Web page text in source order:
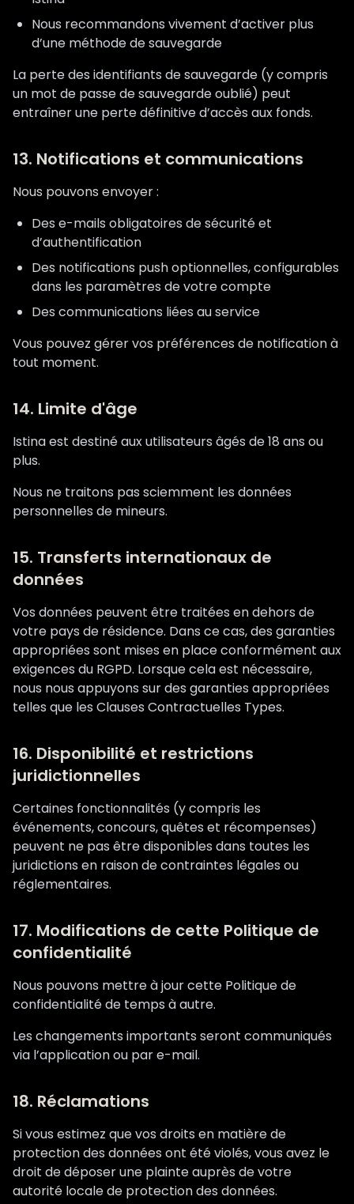
Nous recommandons vivement d’activer plus
d’une méthode de sauvegarde
La perte des identifiants de sauvegarde (y compris
un mot de passe de sauvegarde oublié) peut
entraîner une perte définitive d’accès aux fonds.
13. Notifications et communications
Nous pouvons envoyer :
Des e-mails obligatoires de sécurité et
d’authentification
Des notifications push optionnelles, configurables
dans les paramètres de votre compte
Des communications liées au service
Vous pouvez gérer vos préférences de notification à
tout moment.
14. Limite d'âge
Istina est destiné aux utilisateurs âgés de 18 ans ou
plus.
Nous ne traitons pas sciemment les données
personnelles de mineurs.
15. Transferts internationaux de
données
Vos données peuvent être traitées en dehors de
votre pays de résidence. Dans ce cas, des garanties
appropriées sont mises en place conformément aux
exigences du RGPD. Lorsque cela est nécessaire,
nous nous appuyons sur des garanties appropriées
telles que les Clauses Contractuelles Types.
16. Disponibilité et restrictions
juridictionnelles
Certaines fonctionnalités (y compris les
événements, concours, quêtes et récompenses)
peuvent ne pas être disponibles dans toutes les
juridictions en raison de contraintes légales ou
réglementaires.
17. Modifications de cette Politique de
confidentialité
Nous pouvons mettre à jour cette Politique de
confidentialité de temps à autre.
Les changements importants seront communiqués
via l’application ou par e-mail.
18. Réclamations
Si vous estimez que vos droits en matière de
protection des données ont été violés, vous avez le
droit de déposer une plainte auprès de votre
autorité locale de protection des données.